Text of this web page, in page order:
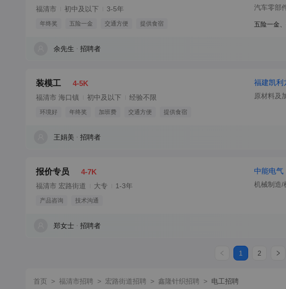
福清市 初中及以下 3-5年
年终奖 五险一金 交通方便 提供食宿
汽车零部
五险一金
余先生 招聘者
装模工 4-5K
福清市 海口镇 初中及以下 经验不限
环境好 年终奖 加班费 交通方便 提供食宿
福建凯利
原材料及
王娟美 招聘者
报价专员 4-7K
福清市 宏路街道 大专 1-3年
产品咨询 技术沟通
中能电气
机械制造/
郑女士 招聘者
1 2
首页 > 福清市招聘 > 宏路街道招聘 > 鑫隆针织招聘 > 电工招聘